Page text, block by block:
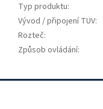
Typ produktu:
Vývod / připojení TUV:
Rozteč:
Způsob ovládání:
Z